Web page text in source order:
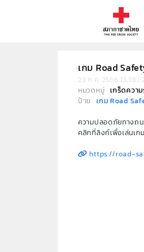
เกม Road
23 ก.ค. 2566 13:38 |
หมวดหมู่เกร็ดควา
ป้าย เกม Road
ความปลอดภัยทางถ
คลิกที่ลิงก์เพื่อเล่นเก
https://road-